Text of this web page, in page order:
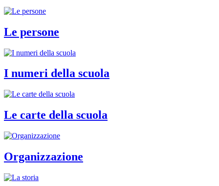
Le persone
I numeri della scuola
Le carte della scuola
Organizzazione